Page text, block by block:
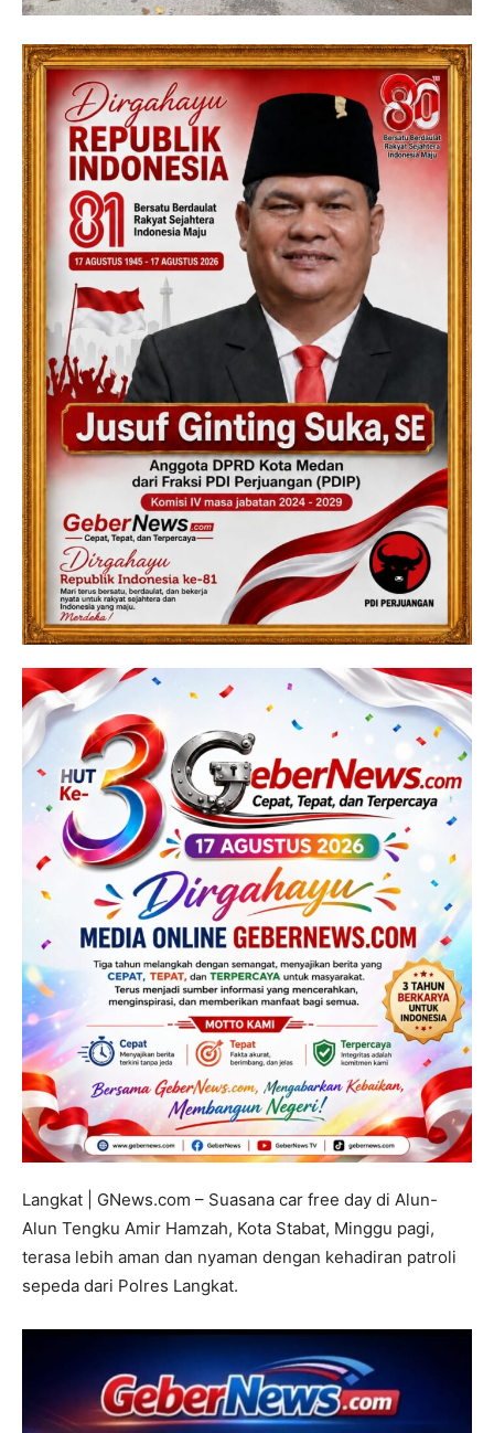
Langkat | GNews.com – Suasana car free day di Alun-
Alun Tengku Amir Hamzah, Kota Stabat, Minggu pagi,
terasa lebih aman dan nyaman dengan kehadiran patroli
sepeda dari Polres Langkat.